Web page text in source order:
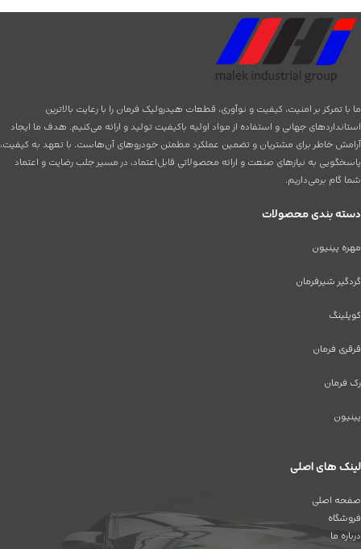
ما با تمرکز بر امنیت، کیفیت و نوآوری، قطعات هیدرولیک فرمان را با رعایت بالاترین
استانداردهای جهانی و استفاده از مواد اولیه باکیفیت تولید و ارائه می‌کنیم. هدف ما ایجاد
آرامش خاطر برای مشتریان و تضمین عملکرد مطمئن خودروهای آن‌هاست. با تعهد به کیفیت،
پاسخگویی به نیازهای صنعت و ارائه محصولاتی قابل‌اعتماد، در مسیر جلب رضایت و اعتماد
شما گام برمی‌داریم.
دسته بندی محصولات
مهره پینیون
گردگیر شیرفرمان
کوپلینگ
قرقری فرمان
رک فرمان
پینیون
لینک های اصلی
صفحه اصلی
فروشگاه
درباره ما